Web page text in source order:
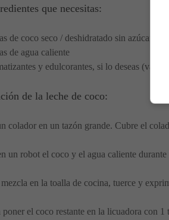
que necesitas:
de coco seco / deshidratado sin azúcar
de agua caliente
y edulcorantes, si lo deseas
de la leche de coco:
colador en un tazón grande. Cubre el
un robot el coco y el agua caliente
en la toalla de cocina, tuerce y
el coco restante en la licuadora con 1